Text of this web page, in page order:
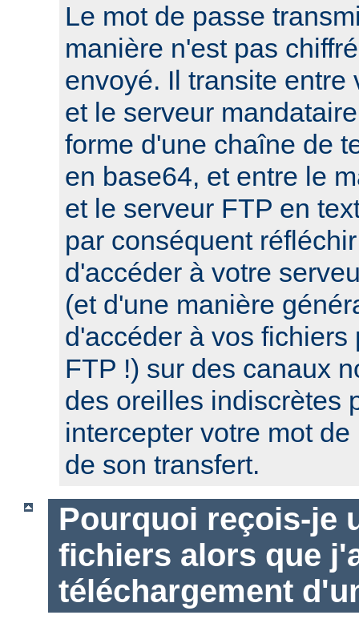
Le mot de passe
manière n'est pas
envoyé. Il transite entre
et le serveur
forme d'une chaîne de
en base64, et entre le
et le serveur FTP en
par conséquent
d'accéder à votre
(et d'une manière
d'accéder à vos fichiers
FTP !) sur des canaux
des oreilles indiscrètes
intercepter votre mot
de son transfert.
Pourquoi reçois-je
fichiers alors que
téléchargement